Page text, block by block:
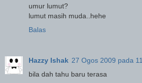
umur lumut?
lumut masih muda..hehe
Balas
Hazzy Ishak 27 Ogos 2009 pada
bila dah tahu baru terasa